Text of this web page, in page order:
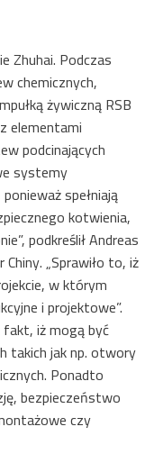
Zhuhai. Podczas
chemicznych,
żywiczną RSB
elementami
podcinających
systemy
spełniają
kotwienia,
podkreślił Andreas
„Sprawiło to, iż
w którym
i projektowe”.
iż mogą być
takich jak np. otwory
Ponadto
bezpieczeństwo
czy